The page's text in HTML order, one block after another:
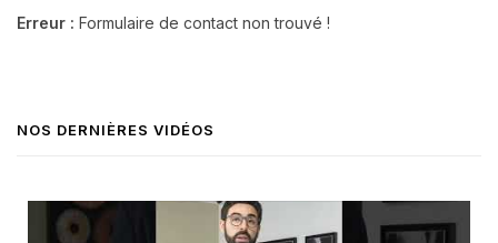
Erreur : Formulaire de contact non trouvé !
NOS DERNIÈRES VIDÉOS